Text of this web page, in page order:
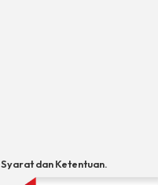
Syarat dan Ketentuan.